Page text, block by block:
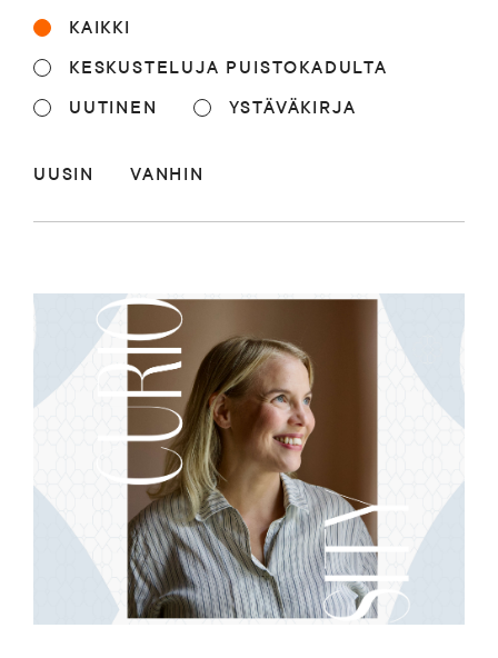
Yhteys- ja lisätiedot
FAQ
FI EN SV SME
KAIKKI
KESKUSTELUJA PUISTOKADULTA
UUTINEN
YSTÄVÄKIRJA
UUSIN VANHIN